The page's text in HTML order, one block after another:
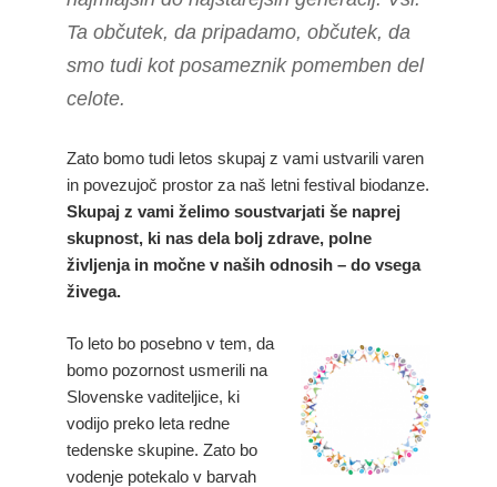
Ta občutek, da pripadamo, občutek, da
smo tudi kot posameznik pomemben del
celote.
Zato bomo tudi letos skupaj z vami ustvarili varen
in povezujoč prostor za naš letni festival biodanze.
Skupaj z vami želimo soustvarjati še naprej
skupnost, ki nas dela bolj zdrave, polne
življenja in močne v naših odnosih – do vsega
živega.
To leto bo posebno v tem, da
bomo pozornost usmerili na
Slovenske vaditeljice, ki
vodijo preko leta redne
tedenske skupine. Zato bo
vodenje potekalo v barvah